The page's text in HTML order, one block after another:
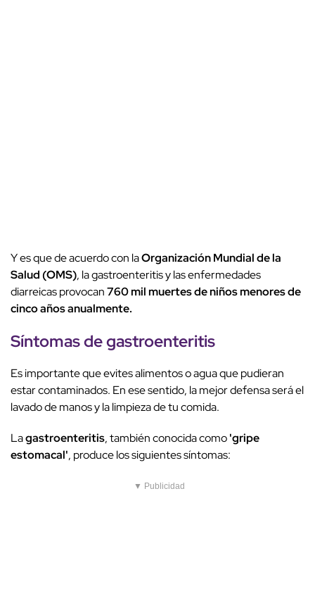
Y es que de acuerdo con laOrganización Mundial de la
Salud (OMS), la gastroenteritis y las enfermedades
diarreicas provocan760 mil muertes de niños menores de
cinco años anualmente.
Síntomas de gastroenteritis
Es importante que evites alimentos o agua que pudieran
estar contaminados. En ese sentido, la mejor defensa será el
lavado de manos y la limpieza de tu comida.
Lagastroenteritis, también conocida como'gripe
estomacal', produce los siguientes síntomas:
▼ Publicidad